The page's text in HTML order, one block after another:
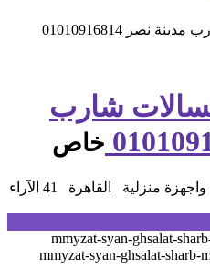
01010916814
شارب
خاص
واجهزة منزلية القاهرة
41 الآراء